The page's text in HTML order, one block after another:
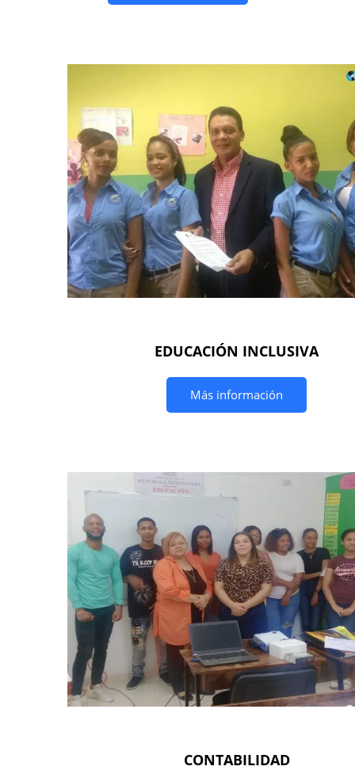
EDUCACIÓN INCLUSIVA
Más información
CONTABILIDAD